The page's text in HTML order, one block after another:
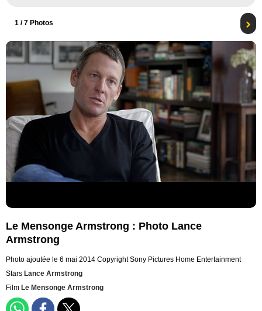
1 / 7 Photos
Le Mensonge Armstrong : Photo Lance
Armstrong
Photo ajoutée le 6 mai 2014 Copyright Sony Pictures Home Entertainment
Stars Lance Armstrong
Film Le Mensonge Armstrong